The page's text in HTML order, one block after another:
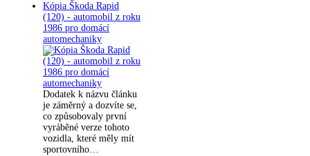
Kópia Škoda Rapid
(120) - automobil z roku
1986 pro domácí
automechaniky
Dodatek k názvu článku
je záměrný a dozvíte se,
co způsobovaly první
vyráběné verze tohoto
vozidla, které měly mít
sportovního…